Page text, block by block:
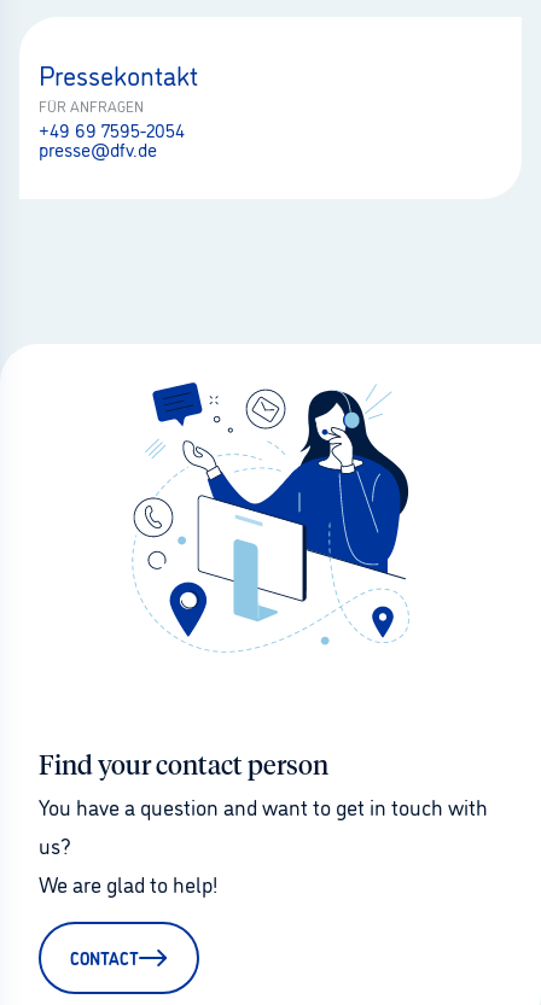
Pressekontakt
FÜR ANFRAGEN
+49 69 7595-2054
presse@dfv.de
Find your contact person
You have a question and want to get in touch with
us?
We are glad to help!
CONTACT